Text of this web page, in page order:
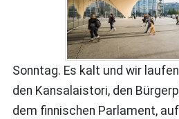
Sonntag. Es kalt und wir
den Kansalaistori, den
dem finnischen Parlament,